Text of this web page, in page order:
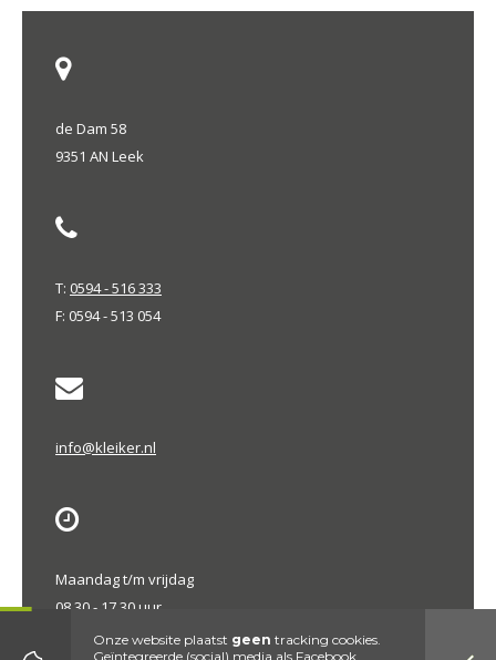
de Dam 58
9351 AN Leek
T: 0594 - 516 333
F: 0594 - 513 054
info@kleiker.nl
Maandag t/m vrijdag
08.30 - 17.30 uur
Onze website plaatst geen tracking cookies.
Geïntegreerde (social) media als Facebook,